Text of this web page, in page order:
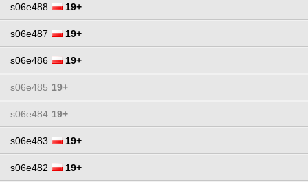
s06e488 19+
s06e487 19+
s06e486 19+
s06e485 19+
s06e484 19+
s06e483 19+
s06e482 19+